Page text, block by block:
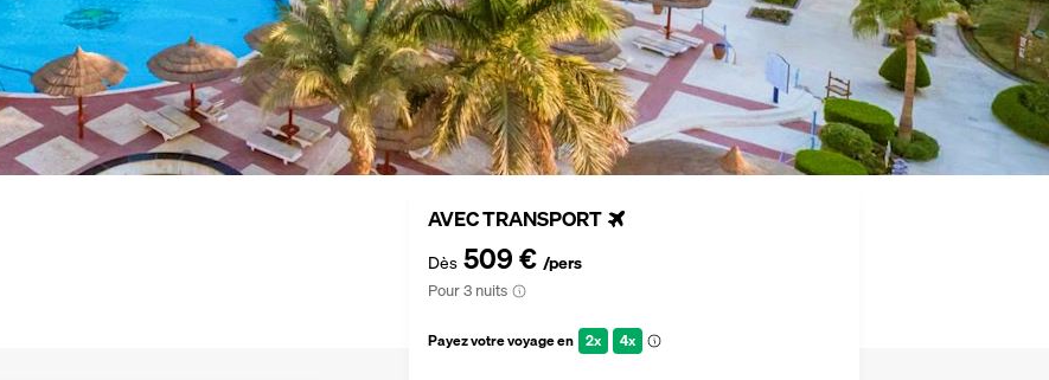
AVEC TRANSPORT
Dès 509 € /pers
Pour 3 nuits
Payez votre voyage en 2x 4x